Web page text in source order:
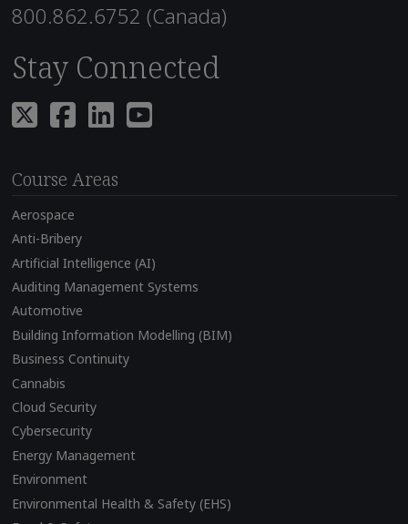
800.862.6752 (Canada)
Stay Connected
Course Areas
Aerospace
Anti-Bribery
Artificial Intelligence (AI)
Auditing Management Systems
Automotive
Building Information Modelling (BIM)
Business Continuity
Cannabis
Cloud Security
Cybersecurity
Energy Management
Environment
Environmental Health & Safety (EHS)